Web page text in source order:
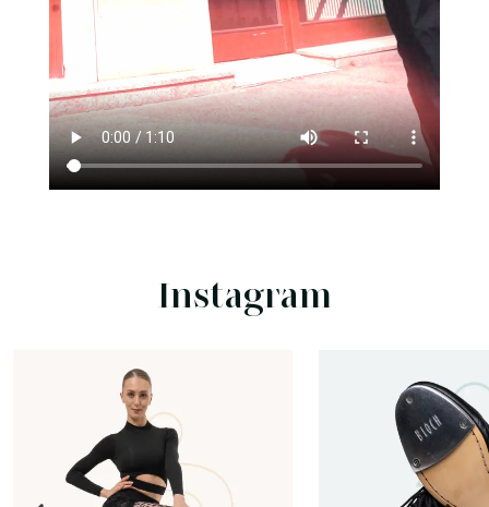
Instagram